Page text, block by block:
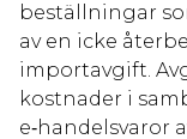
beställningar
av en icke
importavgift.
kostnader i
e‑handelsvaror